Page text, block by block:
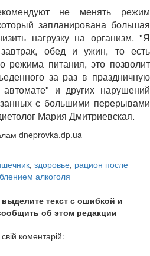
не менять режим
запланирована большая
нагрузку на организм. "Я
обед и ужин, то есть
режима питания, это позволит
за раз в праздничную
и других нарушений
с большими перерывами
Мария Дмитриевская.
dneprovka.dp.ua
, здоровье, рацион после
алкоголя
текст с ошибкой и
об этом редакции
коментарій: